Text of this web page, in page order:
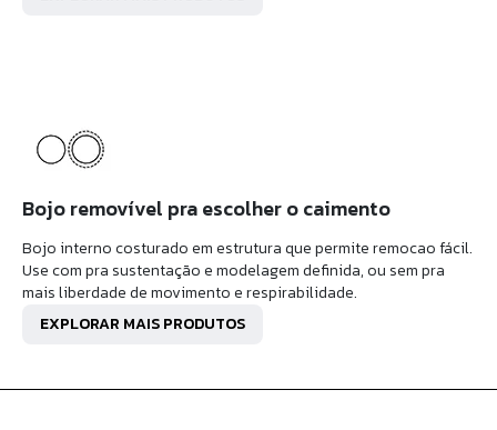
Bojo removível pra escolher o caimento
Bojo interno costurado em estrutura que permite remocao fácil.
Use com pra sustentação e modelagem definida, ou sem pra
mais liberdade de movimento e respirabilidade.
EXPLORAR MAIS PRODUTOS